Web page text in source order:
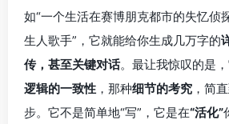
如“一个生活在赛博朋克都市的失忆侦
生人歌手”，它就能给你生成几万字的
传，甚至关键对话。最让我惊叹的是
逻辑的一致性 ，那种细节的考究 ，简
步。它不是简单地“写”，它是在“活化”